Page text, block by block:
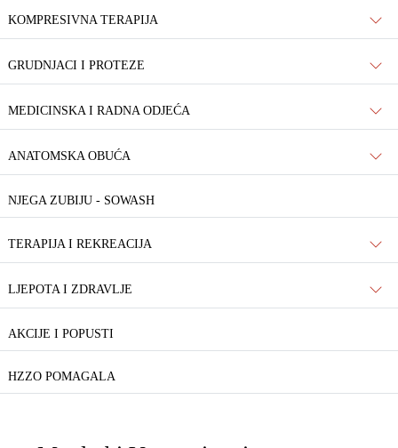
KOMPRESIVNA TERAPIJA
GRUDNJACI I PROTEZE
MEDICINSKA I RADNA ODJEĆA
ANATOMSKA OBUĆA
NJEGA ZUBIJU - SOWASH
TERAPIJA I REKREACIJA
LJEPOTA I ZDRAVLJE
AKCIJE I POPUSTI
HZZO POMAGALA